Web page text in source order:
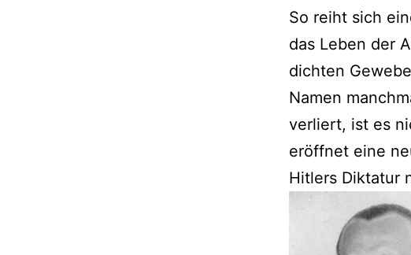
So reiht sich
das Leben der
dichten
Namen
verliert, ist es
eröffnet eine
Hitlers Diktatur